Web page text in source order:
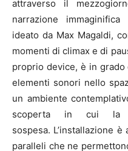
attraverso il
narrazione
ideato da Max Magaldi,
momenti di climax e di
proprio device, è in
elementi sonori nello
un ambiente
scoperta in cui la
sospesa. L’installazione
paralleli che ne